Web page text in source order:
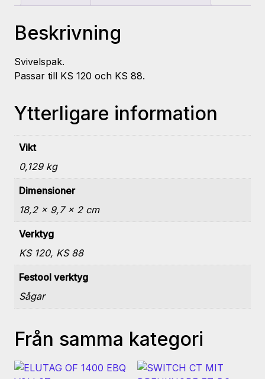
Beskrivning
Svivelspak.
Passar till KS 120 och KS 88.
Ytterligare information
Vikt
0,129 kg
Dimensioner
18,2 × 9,7 × 2 cm
Verktyg
KS 120, KS 88
Festool verktyg
Sågar
Från samma kategori